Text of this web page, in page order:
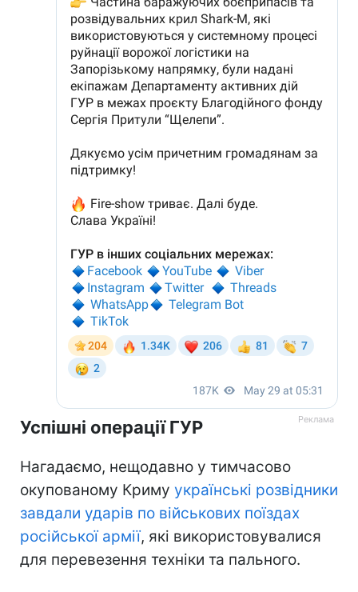
Успішні операції ГУР
Нагадаємо, нещодавно у тимчасово
окупованому Криму українські розвідники
завдали ударів по військових поїздах
російської армії, які використовувалися
для перевезення техніки та пального.